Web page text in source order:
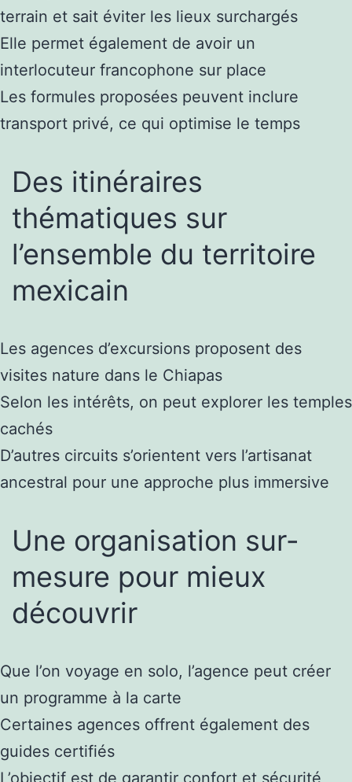
terrain et sait éviter les lieux surchargés
Elle permet également de avoir un
interlocuteur francophone sur place
Les formules proposées peuvent inclure
transport privé, ce qui optimise le temps
Des itinéraires
thématiques sur
l’ensemble du territoire
mexicain
Les agences d’excursions proposent des
visites nature dans le Chiapas
Selon les intérêts, on peut explorer les temples
cachés
D’autres circuits s’orientent vers l’artisanat
ancestral pour une approche plus immersive
Une organisation sur-
mesure pour mieux
découvrir
Que l’on voyage en solo, l’agence peut créer
un programme à la carte
Certaines agences offrent également des
guides certifiés
L’objectif est de garantir confort et sécurité